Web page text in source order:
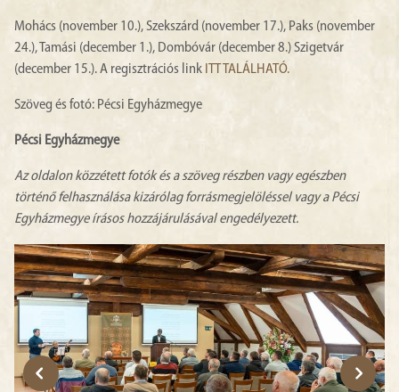
Mohács (november 10.), Szekszárd (november 17.), Paks (november
24.), Tamási (december 1.), Dombóvár (december 8.) Szigetvár
(december 15.). A regisztrációs link ITT TALÁLHATÓ.
Szöveg és fotó: Pécsi Egyházmegye
Pécsi Egyházmegye
Az oldalon közzétett fotók és a szöveg részben vagy egészben
történő felhasználása kizárólag forrásmegjelöléssel vagy a Pécsi
Egyházmegye írásos hozzájárulásával engedélyezett.